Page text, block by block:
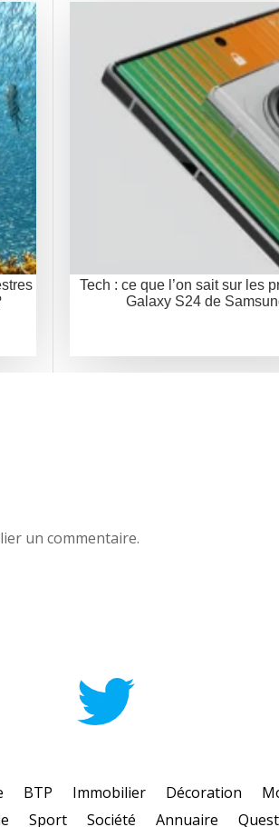
Tech : ce que l’on sait sur les
Galaxy S24 de
un commentaire.
BTP Immobilier Décoration
Sport Société Annuaire